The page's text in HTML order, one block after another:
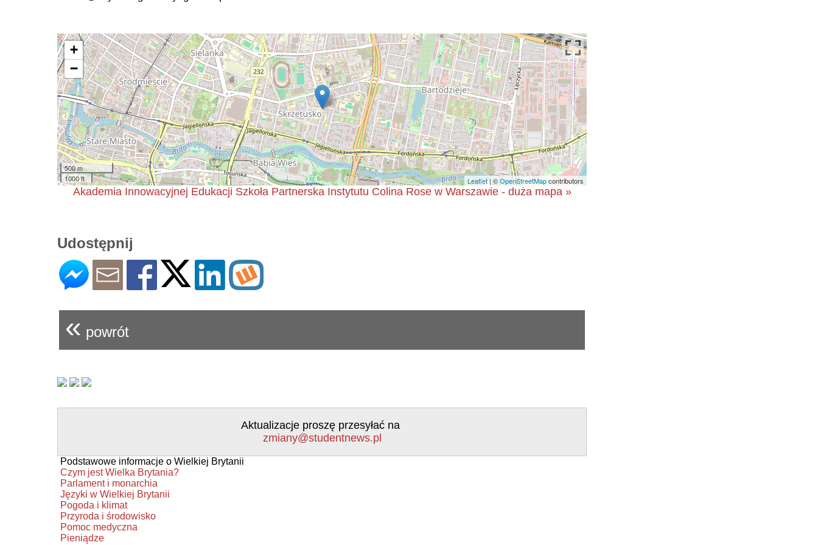
+
−
500 m
1000 ft
Leaflet| ©OpenStreetMapcontributors
Akademia Innowacyjnej Edukacji Szkoła Partnerska Instytutu Colina Rose w Warszawie - duża mapa »
Udostępnij
« powrót
Aktualizacje proszę przesyłać na
zmiany@studentnews.pl
Podstawowe informacje o Wielkiej Brytanii
Czym jest Wielka Brytania?
Parlament i monarchia
Języki w Wielkiej Brytanii
Pogoda i klimat
Przyroda i środowisko
Pomoc medyczna
Pieniądze